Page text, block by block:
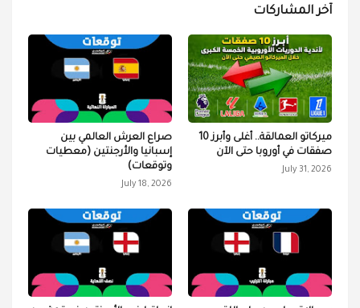
آخر المشاركات
ميركاتو العمالقة.. أغلى وأبرز 10
صفقات في أوروبا حتى الآن
July 31, 2026
صراع العرش العالمي بين
إسبانيا والأرجنتين (معطيات
وتوقعات)
July 18, 2026